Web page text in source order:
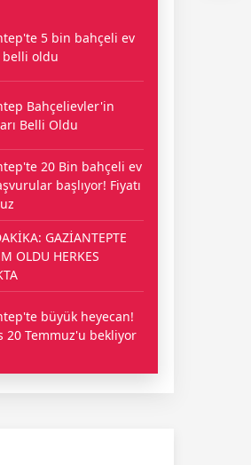
5 bin bahçeli ev
oldu
Bahçelievler'in
Belli Oldu
20 Bin bahçeli ev
başlıyor! Fiyatı
GAZİANTEPTE
OLDU HERKES
büyük heyecan!
20 Temmuz'u bekliyor